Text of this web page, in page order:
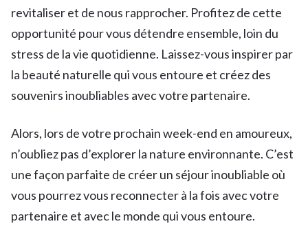
revitaliser et de nous rapprocher. Profitez de cette
opportunité pour vous détendre ensemble, loin du
stress de la vie quotidienne. Laissez-vous inspirer par
la beauté naturelle qui vous entoure et créez des
souvenirs inoubliables avec votre partenaire.
Alors, lors de votre prochain week-end en amoureux,
n’oubliez pas d’explorer la nature environnante. C’est
une façon parfaite de créer un séjour inoubliable où
vous pourrez vous reconnecter à la fois avec votre
partenaire et avec le monde qui vous entoure.